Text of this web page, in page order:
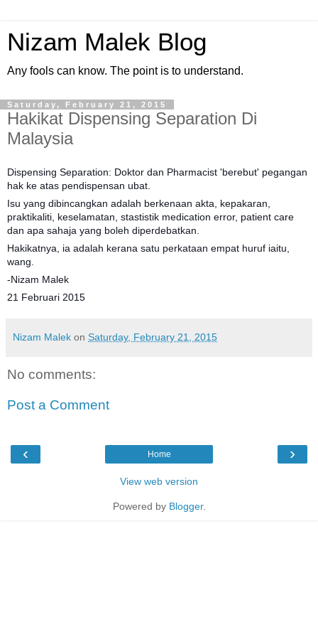
Nizam Malek Blog
Any fools can know. The point is to understand.
Saturday, February 21, 2015
Hakikat Dispensing Separation Di
Malaysia
Dispensing Separation: Doktor dan Pharmacist 'berebut' pegangan
hak ke atas pendispensan ubat.
Isu yang dibincangkan adalah berkenaan akta, kepakaran,
praktikaliti, keselamatan, stastistik medication error, patient care
dan apa sahaja yang boleh diperdebatkan.
Hakikatnya, ia adalah kerana satu perkataan empat huruf iaitu,
wang.
-Nizam Malek
21 Februari 2015
Nizam Malek on Saturday, February 21, 2015
No comments:
Post a Comment
‹ ›
Home
View web version
Powered by Blogger.